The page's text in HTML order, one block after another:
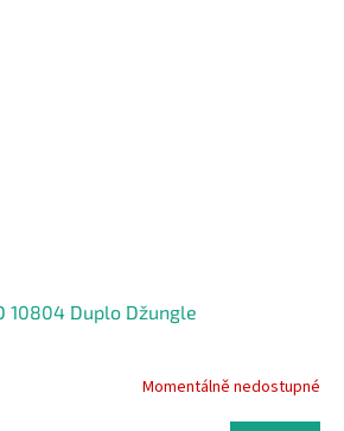
10804 Duplo Džungle
Momentálně nedostupné